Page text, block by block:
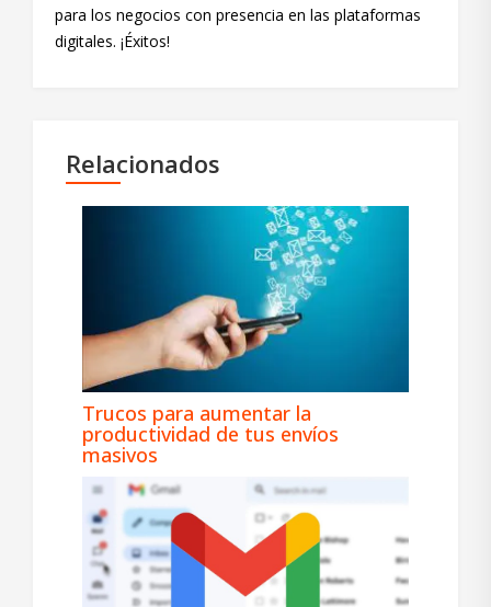
para los negocios con presencia en las plataformas
digitales. ¡Éxitos!
Relacionados
Trucos para aumentar la
productividad de tus envíos
masivos